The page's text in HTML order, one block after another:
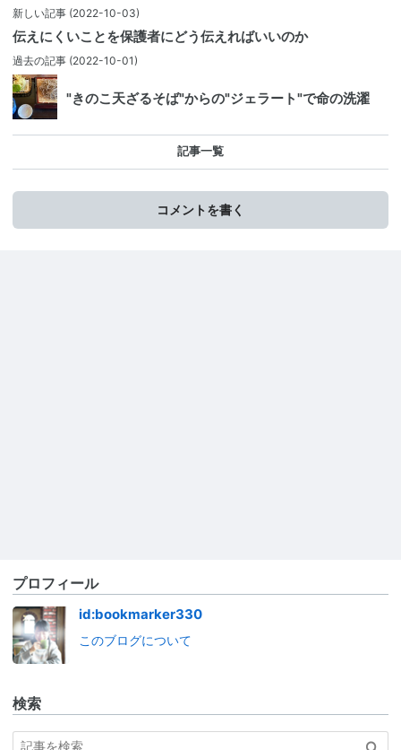
新しい記事 (2022-10-03)
伝えにくいことを保護者にどう伝えればいいのか
過去の記事 (2022-10-01)
"きのこ天ざるそば"からの"ジェラート"で命の洗濯
記事一覧
コメントを書く
プロフィール
id:bookmarker330
このブログについて
検索